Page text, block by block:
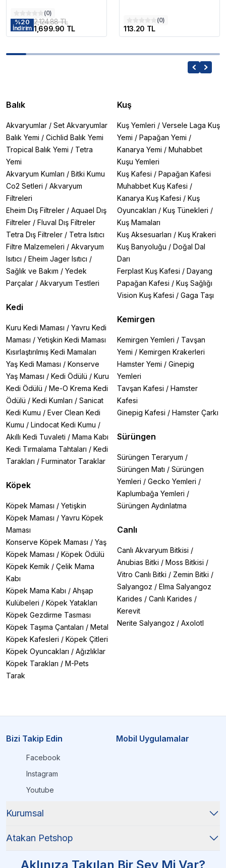
(0)
%20
İndirim
2,124.88 TL
1,699.90 TL
(0)
113.20 TL
Balık
Akvaryumlar / Set Akvaryumlar
Balık Yemi / Cichlid Balık Yemi
Tropical Balık Yemi / Tetra
Yemi
Akvaryum Kumları / Bitki Kumu
Co2 Setleri / Akvaryum
Filtreleri
Eheim Dış Filtreler / Aquael Dış
Filtreler / Fluval Dış Filtreler
Tetra Dış Filtreler / Tetra Isıtıcı
Filtre Malzemeleri / Akvaryum
Isıtıcı / Eheim Jager Isıtıcı /
Sağlık ve Bakım / Yedek
Parçalar / Akvaryum Testleri
Kedi
Kuru Kedi Maması / Yavru Kedi
Maması / Yetişkin Kedi Maması
Kısırlaştırılmış Kedi Mamaları
Yaş Kedi Maması / Konserve
Yaş Maması / Kedi Ödülü / Kuru
Kedi Ödülü / Me-O Krema Kedi
Ödülü / Kedi Kumları / Sanicat
Kedi Kumu / Ever Clean Kedi
Kumu / Lindocat Kedi Kumu /
Akıllı Kedi Tuvaleti / Mama Kabı
Kedi Tırmalama Tahtaları / Kedi
Tarakları / Furminator Taraklar
Köpek
Köpek Maması / Yetişkin
Köpek Maması / Yavru Köpek
Maması
Konserve Köpek Maması / Yaş
Köpek Maması / Köpek Ödülü
Köpek Kemik / Çelik Mama
Kabı
Köpek Mama Kabı / Ahşap
Kulübeleri / Köpek Yatakları
Köpek Gezdirme Tasması
Köpek Taşıma Çantaları / Metal
Köpek Kafesleri / Köpek Çitleri
Köpek Oyuncakları / Ağızlıklar
Köpek Tarakları / M-Pets
Tarak
Kuş
Kuş Yemleri / Versele Laga Kuş
Yemi / Papağan Yemi /
Kanarya Yemi / Muhabbet
Kuşu Yemleri
Kuş Kafesi / Papağan Kafesi
Muhabbet Kuş Kafesi /
Kanarya Kuş Kafesi / Kuş
Oyuncakları / Kuş Tünekleri /
Kuş Mamaları
Kuş Aksesuarları / Kuş Krakeri
Kuş Banyoluğu / Doğal Dal
Darı
Ferplast Kuş Kafesi / Dayang
Papağan Kafesi / Kuş Sağlığı
Vision Kuş Kafesi / Gaga Taşı
Kemirgen
Kemirgen Yemleri / Tavşan
Yemi / Kemirgen Krakerleri
Hamster Yemi / Ginepig
Yemleri
Tavşan Kafesi / Hamster
Kafesi
Ginepig Kafesi / Hamster Çarkı
Sürüngen
Sürüngen Teraryum /
Sürüngen Matı / Sürüngen
Yemleri / Gecko Yemleri /
Kaplumbağa Yemleri /
Sürüngen Aydınlatma
Canlı
Canlı Akvaryum Bitkisi /
Anubias Bitki / Moss Bitkisi /
Vitro Canlı Bitki / Zemin Bitki /
Salyangoz / Elma Salyangoz
Karides / Canlı Karides /
Kerevit
Nerite Salyangoz / Axolotl
Bizi Takip Edin
Facebook
Instagram
Youtube
Mobil Uygulamalar
Kurumsal
Atakan Petshop
Aklınıza Takılan Bir Şey Mi Var?